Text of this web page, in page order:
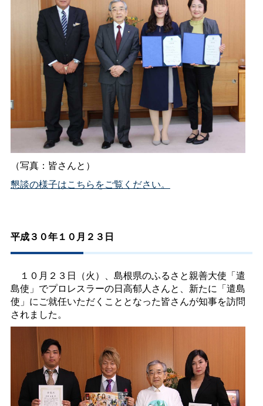
（写真：皆さんと）
懇談の様子はこちらをご覧ください。
平成３０年１０月２３日
１０月２３日（火）、島根県のふるさと親善大使「遣
島使」でプロレスラーの日高郁人さんと、新たに「遣島
使」にご就任いただくこととなった皆さんが知事を訪問
されました。